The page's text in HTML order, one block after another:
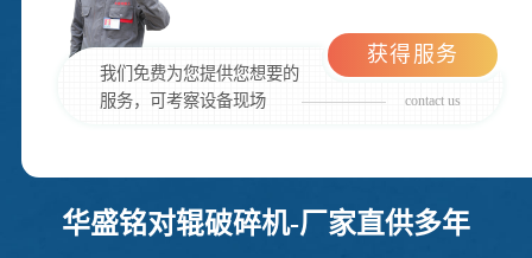
我们免费为您提供您想要的
服务，可考察设备现场
contact us
获得服务
华盛铭对辊破碎机-厂家直供多年